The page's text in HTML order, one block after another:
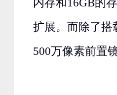
内存和16GB的
扩展。而除了搭
500万像素前置